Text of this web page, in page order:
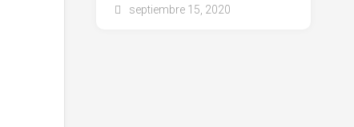
septiembre 15, 2020